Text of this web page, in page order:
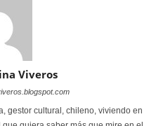
Viveros
gestor cultural, chileno, viviendo en